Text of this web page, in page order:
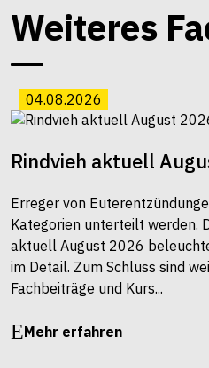
Weiteres
04.08.2026
Rindvieh aktuell
Erreger von
Kategorien unterteilt werden.
aktuell August 2026
im Detail. Zum Schluss sind
Fachbeiträge und Kurs...
Mehr erfahren